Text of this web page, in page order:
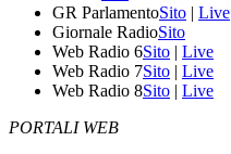
GR ParlamentoSito | Live
Giornale RadioSito
Web Radio 6Sito | Live
Web Radio 7Sito | Live
Web Radio 8Sito | Live
PORTALI WEB